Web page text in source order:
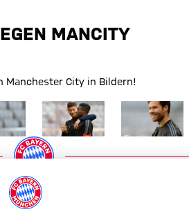
MANCITY
Manchester City in Bildern!
voller GrößeZeige in voller GrößeZeige in